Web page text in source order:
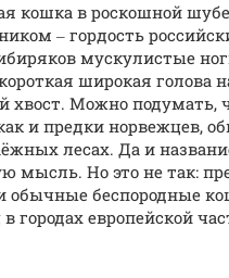
кошка в роскошной
‒ гордость
мускулистые
широкая голова
хвост. Можно подумать,
и предки норвежцев,
лесах. Да и
мысль. Но это не так:
обычные беспородные
городах европейской